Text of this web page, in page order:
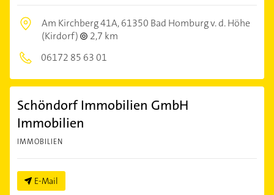
Am Kirchberg 41A,61350 Bad Homburg v. d. Höhe
(Kirdorf)
2,7 km
06172 85 63 01
Schöndorf Immobilien GmbH
Immobilien
IMMOBILIEN
E-Mail